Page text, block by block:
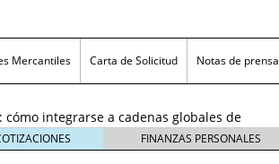
Mercantiles Carta de Solicitud Notas de prensa
rumbo al Mundial 2026: cómo prepararse
6 enero, 2026
están creciendo y cómo aprovechar la
cómo integrarse a cadenas globales de
2026 en las pequeñas y medianas
FINANZAS PERSONALES